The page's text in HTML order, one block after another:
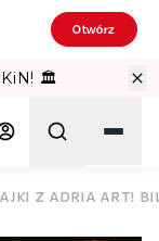
Otwórz
🏛️
Z ADRIA ART!